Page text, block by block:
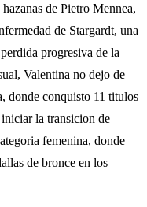
de Pietro Mennea,
de Stargardt, una
progresiva de la
Valentina no dejo de
donde conquisto 11 titulos
la transicion de
femenina, donde
de bronce en los